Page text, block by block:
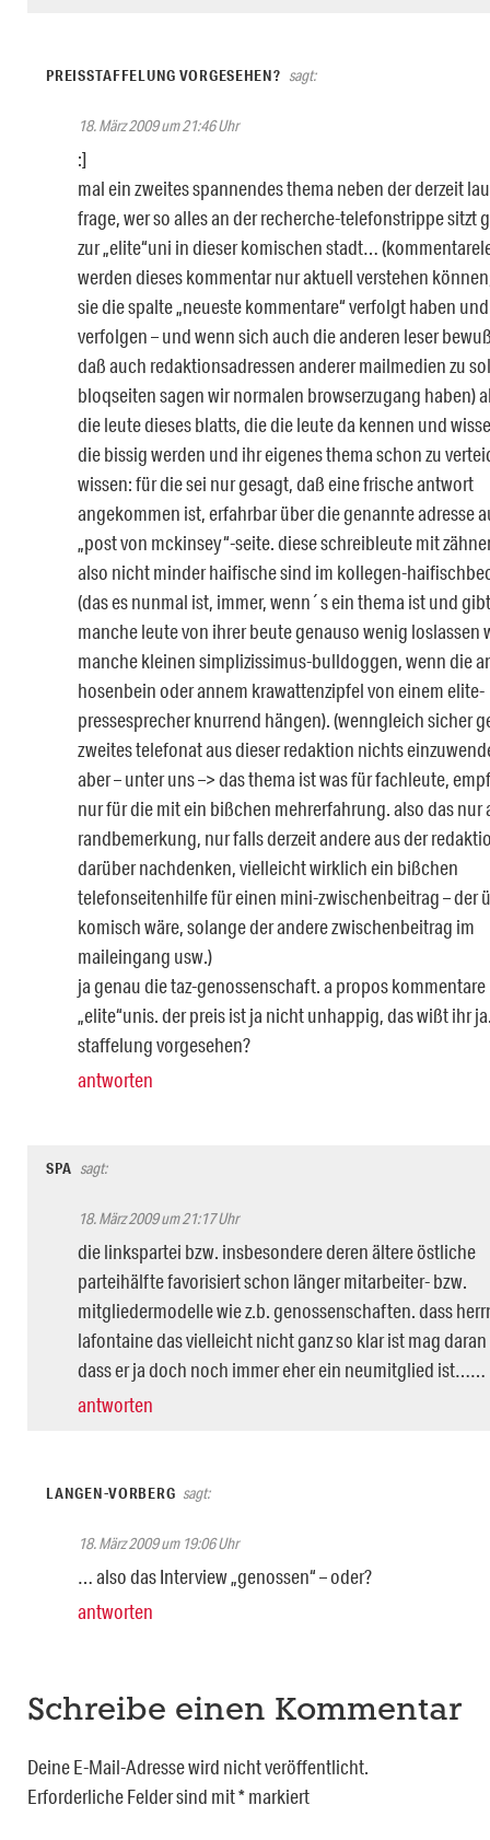
PREISSTAFFELUNG VORGESEHEN? sagt:
18. März 2009 um 21:46 Uhr
:]
mal ein zweites spannendes thema neben der derzeit
frage, wer so alles an der recherche-telefonstrippe sitzt
zur „elite“uni in dieser komischen stadt…
werden dieses kommentar nur aktuell verstehen
sie die spalte „neueste kommentare“ verfolgt haben
verfolgen – und wenn sich auch die anderen leser
daß auch redaktionsadressen anderer mailmedien zu
bloqseiten sagen wir normalen browserzugang haben)
die leute dieses blatts, die die leute da kennen und
die bissig werden und ihr eigenes thema schon zu
wissen: für die sei nur gesagt, daß eine frische antwort
angekommen ist, erfahrbar über die genannte adresse
„post von mckinsey“-seite. diese schreibleute mit
also nicht minder haifische sind im kollegen-
(das es nunmal ist, immer, wenn´s ein thema ist und
manche leute von ihrer beute genauso wenig loslassen
manche kleinen simplizissimus-bulldoggen, wenn die
hosenbein oder annem krawattenzipfel von einem elite-
pressesprecher knurrend hängen). (wenngleich sicher
zweites telefonat aus dieser redaktion nichts
aber – unter uns –> das thema ist was für fachleute,
nur für die mit ein bißchen mehrerfahrung. also das nur
randbemerkung, nur falls derzeit andere aus der
darüber nachdenken, vielleicht wirklich ein bißchen
telefonseitenhilfe für einen mini-zwischenbeitrag – der
komisch wäre, solange der andere zwischenbeitrag im
maileingang usw.)
ja genau die taz-genossenschaft. a propos
„elite“unis. der preis ist ja nicht unhappig, das wißt ihr
staffelung vorgesehen?
antworten
SPA sagt:
18. März 2009 um 21:17 Uhr
die linkspartei bzw. insbesondere deren ältere östliche
parteihälfte favorisiert schon länger mitarbeiter- bzw.
mitgliedermodelle wie z.b. genossenschaften. dass
lafontaine das vielleicht nicht ganz so klar ist mag
dass er ja doch noch immer eher ein neumitglied ist……
antworten
LANGEN-VORBERG sagt:
18. März 2009 um 19:06 Uhr
… also das Interview „genossen“ – oder?
antworten
Schreibe einen Kommentar
Deine E-Mail-Adresse wird nicht veröffentlicht.
Erforderliche Felder sind mit*markiert